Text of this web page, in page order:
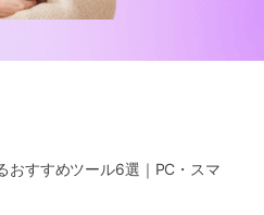
おすすめツール6選｜PC・スマ